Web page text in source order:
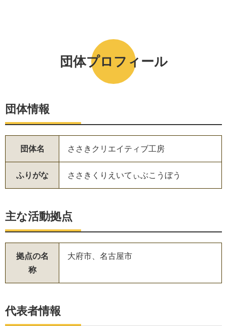
団体プロフィール
団体情報
団体名 ささきクリエイティブ工房
ふりがな ささきくりえいてぃぶこうぼう
主な活動拠点
拠点の名
称
大府市、名古屋市
代表者情報